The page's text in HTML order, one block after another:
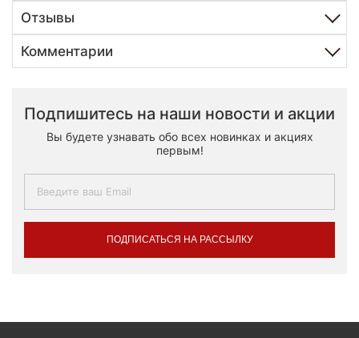
Отзывы
Комментарии
Подпишитесь на наши новости и акции
Вы будете узнавать обо всех новинках и акциях
первым!
ПОДПИСАТЬСЯ НА РАССЫЛКУ